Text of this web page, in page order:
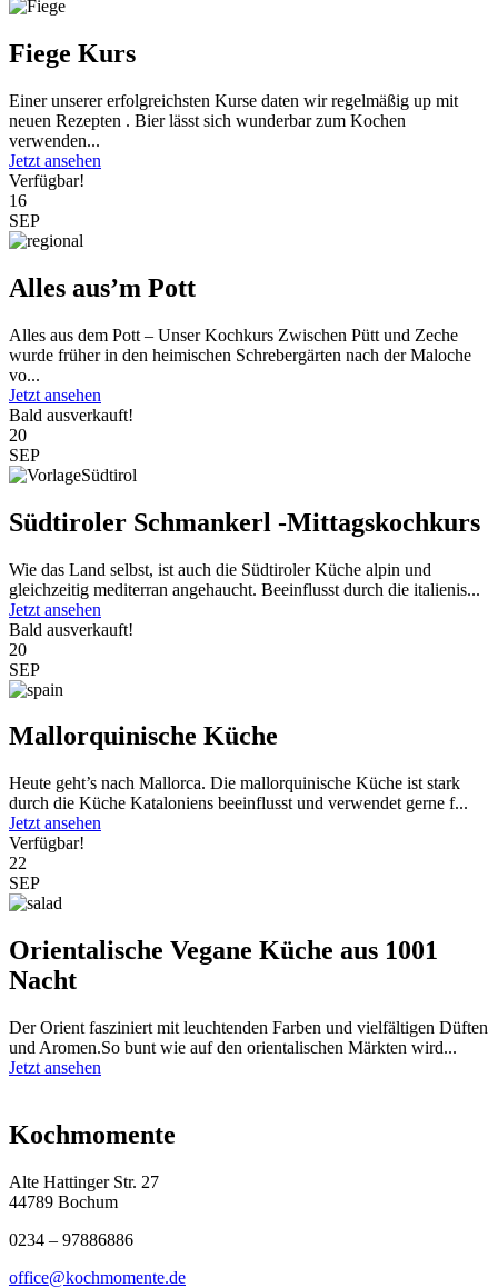
Fiege Kurs
Einer unserer erfolgreichsten Kurse daten wir regelmäßig up mit
neuen Rezepten . Bier lässt sich wunderbar zum Kochen
verwenden...
Jetzt ansehen
Verfügbar!
16
SEP
Alles aus’m Pott
Alles aus dem Pott – Unser Kochkurs Zwischen Pütt und Zeche
wurde früher in den heimischen Schrebergärten nach der Maloche
vo...
Jetzt ansehen
Bald ausverkauft!
20
SEP
Südtiroler Schmankerl -Mittagskochkurs
Wie das Land selbst, ist auch die Südtiroler Küche alpin und
gleichzeitig mediterran angehaucht. Beeinflusst durch die italienis...
Jetzt ansehen
Bald ausverkauft!
20
SEP
Mallorquinische Küche
Heute geht’s nach Mallorca. Die mallorquinische Küche ist stark
durch die Küche Kataloniens beeinflusst und verwendet gerne f...
Jetzt ansehen
Verfügbar!
22
SEP
Orientalische Vegane Küche aus 1001
Nacht
Der Orient fasziniert mit leuchtenden Farben und vielfältigen Düften
und Aromen.So bunt wie auf den orientalischen Märkten wird...
Jetzt ansehen
Kochmomente
Alte Hattinger Str. 27
44789 Bochum
0234 – 97886886
office@kochmomente.de